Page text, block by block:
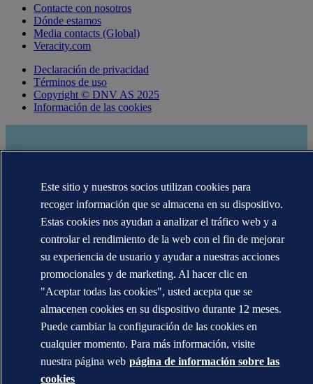
Contacte con nosotros
Dónde estamos
Media contacts (Global)
Veracity.com
Declaración de privacidad
Términos de uso
Copyright © DNV AS 2025
Información de las cookies
Las marcas registradas DNV GL®, DNV®, Horizon Graphic y Det
Norske Veritas® son propiedad de las empresas del grupo Det
Norske Veritas. Todos los derechos reservados.
WHEN TRUST MATTERS
Este sitio y nuestros socios utilizan cookies para
recoger información que se almacena en su dispositivo.
Estas cookies nos ayudan a analizar el tráfico web y a
controlar el rendimiento de la web con el fin de mejorar
su experiencia de usuario y ayudar a nuestras acciones
promocionales y de marketing. Al hacer clic en
"Aceptar todas las cookies", usted acepta que se
almacenen cookies en su dispositivo durante 12 meses.
Puede cambiar la configuración de las cookies en
cualquier momento. Para más información, visite
nuestra página web página de información sobre las
cookies